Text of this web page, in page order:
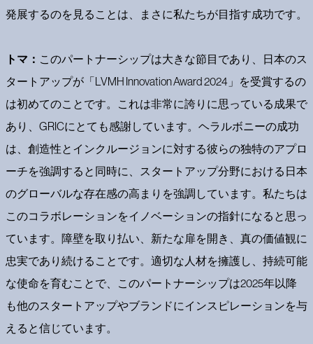
発展するのを見ることは、まさに私たちが目指す成功です。
トマ： このパートナーシップは大きな節目であり、日本のス
タートアップが「LVMH Innovation Award 2024」を受賞するの
は初めてのことです。これは非常に誇りに思っている成果で
あり、GRICにとても感謝しています。ヘラルボニーの成功
は、創造性とインクルージョンに対する彼らの独特のアプロ
ーチを強調すると同時に、スタートアップ分野における日本
のグローバルな存在感の高まりを強調しています。私たちは
このコラボレーションをイノベーションの指針になると思っ
ています。障壁を取り払い、新たな扉を開き、真の価値観に
忠実であり続けることです。適切な人材を擁護し、持続可能
な使命を育むことで、このパートナーシップは2025年以降
も他のスタートアップやブランドにインスピレーションを与
えると信じています。